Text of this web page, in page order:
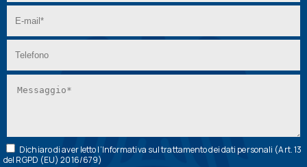
Dichiaro di aver letto l’Informativa sul trattamento dei dati personali (Art. 13
del RGPD (EU) 2016/679)